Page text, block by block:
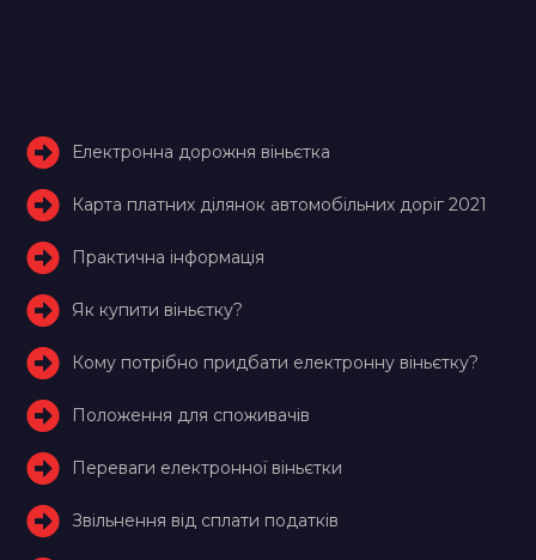
Електронна дорожня віньєтка
Карта платних ділянок автомобільних доріг 2021
Практична інформація
Як купити віньєтку?
Кому потрібно придбати електронну віньєтку?
Положення для споживачів
Переваги електронної віньєтки
Звільнення від сплати податків